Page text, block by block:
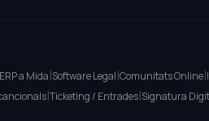
a Mida|Software Legal|Comunitats Online|
|Ticketing / Entrades|Signatura